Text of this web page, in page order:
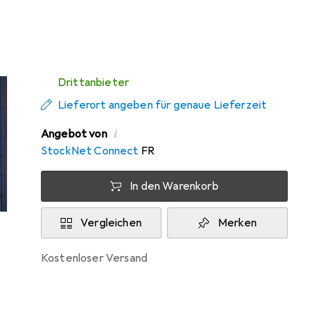
Drittanbieter
Lieferort angeben für genaue Lieferzeit
Angebot von i
StockNet Connect FR
In den Warenkorb
Vergleichen Merken
kostenloser Versand